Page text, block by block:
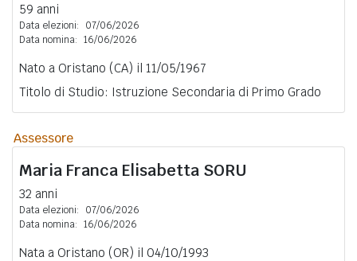
59 anni
Data elezioni:
07/06/2026
Data nomina: 16/06/2026
Nato a Oristano (CA) il 11/05/1967
Titolo di Studio: Istruzione Secondaria di Primo Grado
Assessore
Maria Franca Elisabetta SORU
32 anni
Data elezioni:
07/06/2026
Data nomina: 16/06/2026
Nata a Oristano (OR) il 04/10/1993